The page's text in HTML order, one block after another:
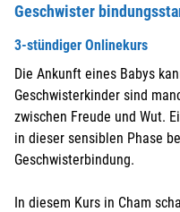
Geschwister
3-stündiger Onlinekurs
Die Ankunft eines Babys
Geschwisterkinder sind
zwischen Freude und Wut.
in dieser sensiblen Phase
Geschwisterbindung.
In diesem Kurs in Cham